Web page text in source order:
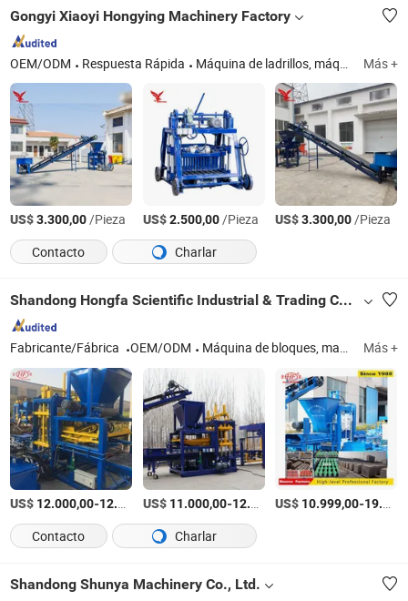
Gongyi Xiaoyi Hongying Machinery Factory
OEM/ODM Respuesta Rápida Máquina de ladrillos, máquina trituradora Más +
US$3.300,00/Pieza US$2.500,00/Pieza US$3.300,00/Pieza
Contacto
Charlar
Shandong Hongfa Scientific Industrial & Trading Co., Ltd.
Fabricante/Fábrica OEM/ODM Máquina de bloques, maquinaria de ladrillos, línea de producción de bloques AAC, maquinaria para la fabricación de ladrillos, paleta de bloques Más +
US$ 12.000,00-12.500,00 /Pieza
US$ 11.000,00-12.999,00 /Pieza
US$ 10.999,00-19.999,00
Contacto Charlar
Shandong Shunya Machinery Co., Ltd.